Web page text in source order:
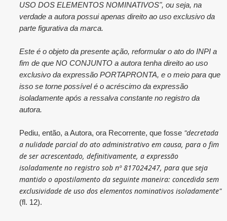
USO DOS ELEMENTOS NOMINATIVOS", ou seja, na
verdade a autora possui apenas direito ao uso exclusivo da
parte figurativa da marca.
Este é o objeto da presente ação, reformular o ato do INPI a
fim de que NO CONJUNTO a autora tenha direito ao uso
exclusivo da expressão PORTAPRONTA, e o meio para que
isso se torne possível é o acréscimo da expressão
isoladamente após a ressalva constante no registro da
autora.
Pediu, então, a Autora, ora Recorrente, que fosse "decretada
a nulidade parcial do ato administrativo em causa, para o fim
de ser acrescentado, definitivamente, a expressão
isoladamente no registro sob nº 817024247, para que seja
mantido o apostilamento da seguinte maneira: concedida sem
exclusividade de uso dos elementos nominativos isoladamente"
(fl. 12).